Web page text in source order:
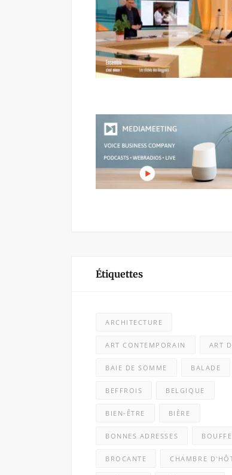
Étiquettes
ARCHITECTURE
ART CONTEMPORAIN ART
BAIE DE SOMME BALADE
BEFFROIS BELGIQUE
BIEN-ÊTRE BIÈRE
BONNES ADRESSES BOUFFE
BROCANTE CHAMBRE